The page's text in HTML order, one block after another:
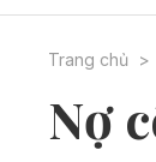
Trang chủ
Nợ